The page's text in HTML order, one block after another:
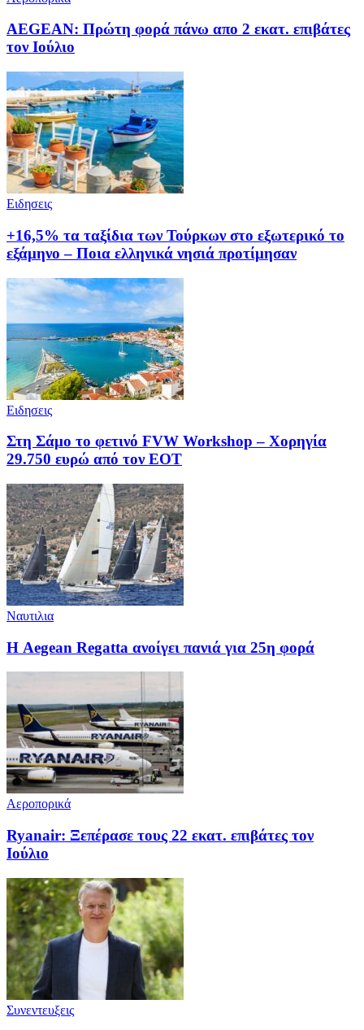
AEGEAN: Πρώτη φορά πάνω απο 2 εκατ. επιβάτες
τον Ιούλιο
Ειδησεις
+16,5% τα ταξίδια των Τούρκων στο εξωτερικό το
εξάμηνο – Ποια ελληνικά νησιά προτίμησαν
Ειδησεις
Στη Σάμο το φετινό FVW Workshop – Χορηγία
29.750 ευρώ από τον ΕΟΤ
Ναυτιλια
Η Aegean Regatta ανοίγει πανιά για 25η φορά
Αεροπορικά
Ryanair: Ξεπέρασε τους 22 εκατ. επιβάτες τον
Ιούλιο
Συνεντευξεις